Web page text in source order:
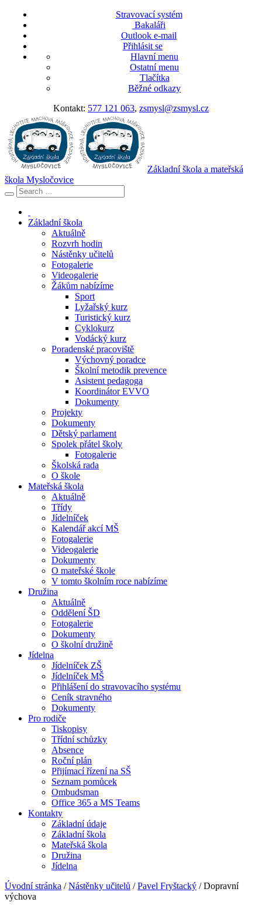
Stravovací systém
Bakaláři
Outlook e-mail
Přihlásit se
Hlavní menu
Ostatní menu
Tlačítka
Běžné odkazy
Kontakt: 577 121 063, zsmysl@zsmysl.cz
Základní škola a mateřská
škola Mysločovice
Základní škola
Aktuálně
Rozvrh hodin
Nástěnky učitelů
Fotogalerie
Videogalerie
Žákům nabízíme
Sport
Lyžařský kurz
Turistický kurz
Cyklokurz
Vodácký kurz
Poradenské pracoviště
Výchovný poradce
Školní metodik prevence
Asistent pedagoga
Koordinátor EVVO
Dokumenty
Projekty
Dokumenty
Dětský parlament
Spolek přátel školy
Fotogalerie
Školská rada
O škole
Mateřská škola
Aktuálně
Třídy
Jídelníček
Kalendář akcí MŠ
Fotogalerie
Videogalerie
Dokumenty
O mateřské škole
V tomto školním roce nabízíme
Družina
Aktuálně
Oddělení ŠD
Fotogalerie
Dokumenty
O školní družině
Jídelna
Jídelníček ZŠ
Jídelníček MŠ
Přihlášení do stravovacího systému
Ceník stravného
Dokumenty
Pro rodiče
Tiskopisy
Třídní schůzky
Absence
Roční plán
Přijímací řízení na SŠ
Seznam pomůcek
Ombudsman
Office 365 a MS Teams
Kontakty
Základní údaje
Základní škola
Mateřská škola
Družina
Jídelna
Úvodní stránka /Nástěnky učitelů /Pavel Fryštacký /Dopravní
výchova